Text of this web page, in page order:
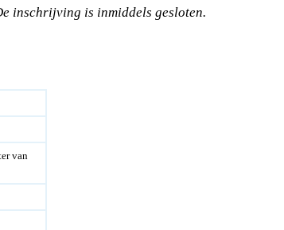
inschrijving is inmiddels gesloten.
van